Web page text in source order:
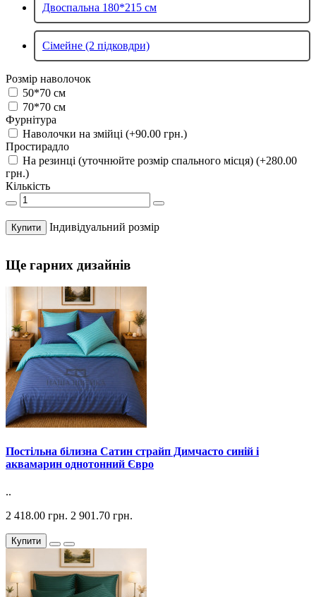
Двоспальна 180*215 см
Сімейне (2 підковдри)
Розмір наволочок
50*70 см
70*70 см
Фурнітура
Наволочки на змійці (+90.00 грн.)
Простирадло
На резинці (уточнюйте розмір спального місця) (+280.00
грн.)
Кількість
Купити Індивідуальний розмір
Ще гарних дизайнів
Постільна білизна Сатин страйп Димчасто синій і
аквамарин однотонний Євро
..
2 418.00 грн. 2 901.70 грн.
Купити